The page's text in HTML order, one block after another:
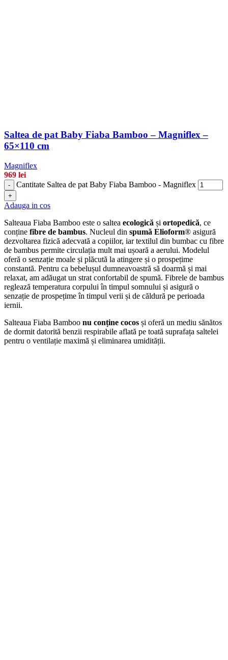
Saltea de pat Baby Fiaba Bamboo – Magniflex –
65×110 cm
Magniflex
969 lei
- Cantitate Saltea de pat Baby Fiaba Bamboo - Magniflex
+
Adauga in cos
Salteaua Fiaba Bamboo este o saltea ecologică și ortopedică, ce
conține fibre de bambus. Nucleul din spumă Elioform® asigură
dezvoltarea fizică adecvată a copiilor, iar textilul din bumbac cu fibre
de bambus permite circulația mult mai ușoară a aerului. Modelul
oferă o senzație moale și plăcută la atingere și o prospețime
constantă. Pentru ca bebelușul dumneavoastră să doarmă și mai
relaxat, am adăugat un strat confortabil de spumă. Fibrele de bambus
reglează temperatura corpului în timpul somnului și asigură o
senzație de prospețime în timpul verii și de căldură pe perioada
iernii.
Salteaua Fiaba Bamboo nu conține cocos și oferă un mediu sănătos
de dormit datorită benzii respirabile aflată pe toată suprafața saltelei
pentru o ventilație maximă și eliminarea umidității.